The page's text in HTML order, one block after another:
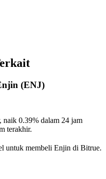
(ENJ)
0.39% dalam 24 jam
terakhir.
untuk membeli Enjin di Bitrue.